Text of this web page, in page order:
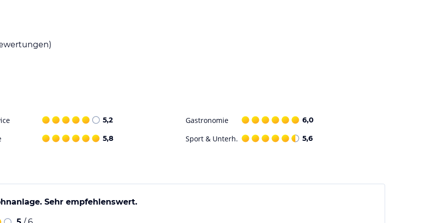
Gewähr. Bitte lies vor der Buchung die
5,2 Gastronomie 6,0
5,8 Sport & Unterh. 5,6
Sehr empfehlenswert.